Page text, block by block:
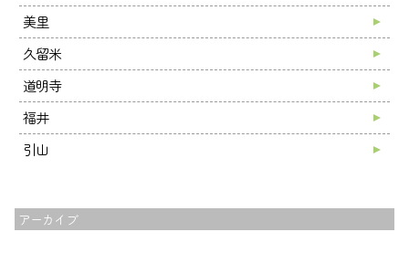
美里
久留米
道明寺
福井
引山
アーカイブ